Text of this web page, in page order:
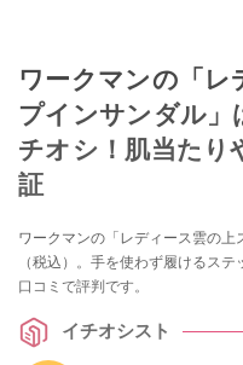
ワークマンの「レ
プインサンダル」
チオシ！肌当たり
証
ワークマンの「レディース雲の
（税込）。手を使わず履けるス
口コミで評判です。
イチオシスト